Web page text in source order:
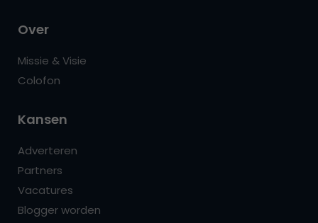
Over
Missie & Visie
Colofon
Kansen
Adverteren
Partners
Vacatures
Blogger worden